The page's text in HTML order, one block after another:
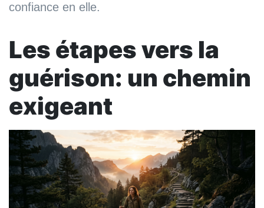
confiance en elle.
Les étapes vers la
guérison: un chemin
exigeant